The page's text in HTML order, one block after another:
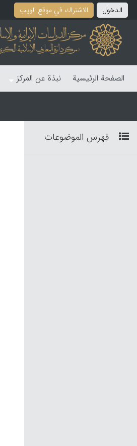
الدخول الاشتراك في موقع الویب
الصفحة الرئیسیة نبذة عن المرکز
فهرس الموضوعات